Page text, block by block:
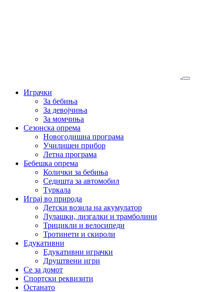
Играчки
За бебиња
За девојчиња
За момчиња
Сезонска опрема
Новогодишна програма
Училишен прибор
Летна програма
Бебешка опрема
Колички за бебиња
Седишта за автомобил
Tуркала
Играј во природа
Детски возила на акумулатор
Лулашки, лизгалки и трамболини
Трицикли и велосипеди
Тротинети и скироли
Едукативни
Едукативни играчки
Друштвени игри
Се за домот
Спортски реквизити
Останато